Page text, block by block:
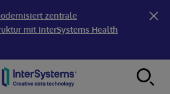
zentrale
mit InterSystems Health